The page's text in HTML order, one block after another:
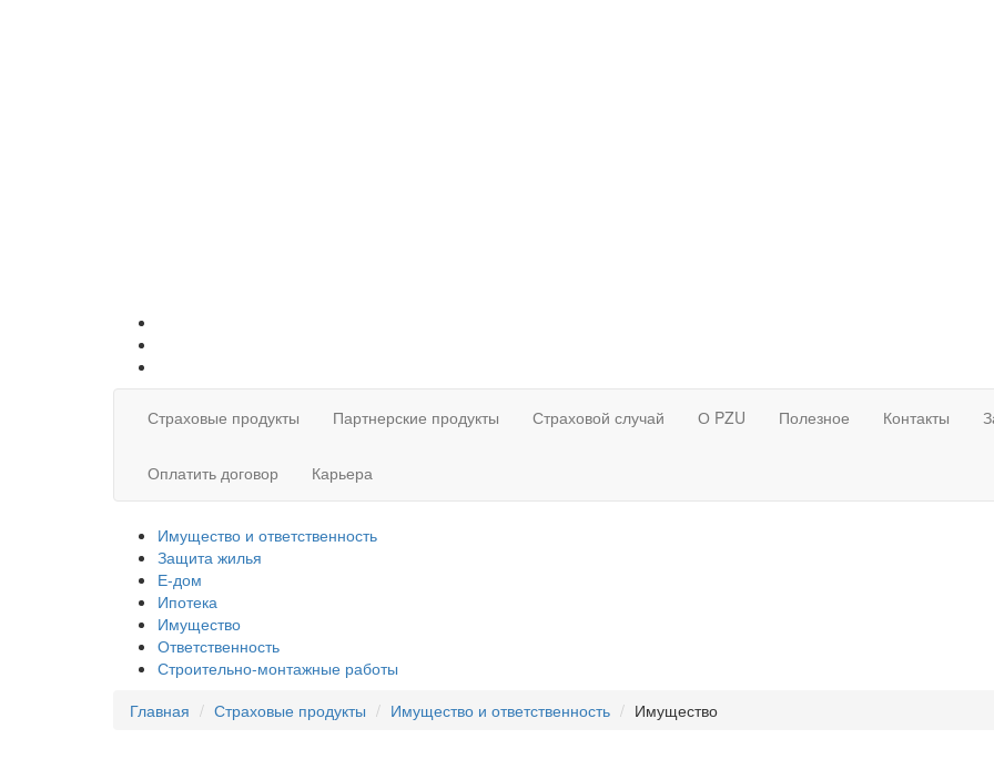
Страховые продукты Партнерские продукты Страховой случай О PZU Полезное Контакты
Оплатить договор Карьера
Имущество и ответственность
Защита жилья
Е-дом
Ипотека
Имущество
Ответственность
Строительно-монтажные работы
Главная
Страховые продукты Имущество и ответственность Имущество